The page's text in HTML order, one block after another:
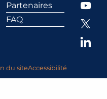
Partenaires
FAQ
du siteAccessibilité